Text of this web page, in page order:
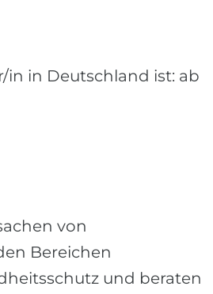
in in Deutschland ist: ab
von
Bereichen
und beraten